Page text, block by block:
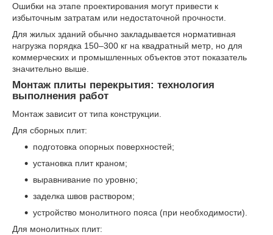
Ошибки на этапе проектирования могут привести к
избыточным затратам или недостаточной прочности.
Для жилых зданий обычно закладывается нормативная
нагрузка порядка 150–300 кг на квадратный метр, но для
коммерческих и промышленных объектов этот показатель
значительно выше.
Монтаж плиты перекрытия: технология
выполнения работ
Монтаж зависит от типа конструкции.
Для сборных плит:
подготовка опорных поверхностей;
установка плит краном;
выравнивание по уровню;
заделка швов раствором;
устройство монолитного пояса (при необходимости).
Для монолитных плит: